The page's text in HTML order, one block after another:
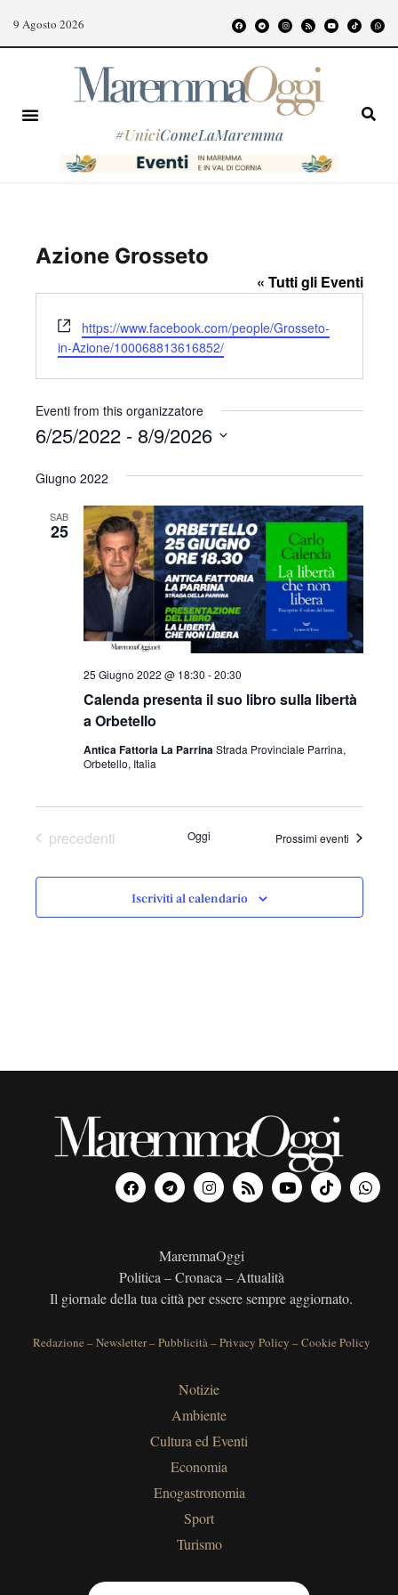
9 Agosto 2026
#UniciComeLaMaremma
Azione Grosseto
« Tutti gli Eventi
W
e
b
s
e
https://www.facebook.com/people/Grosseto-
in-Azione/100068813616852/
Eventi from this organizzatore
6/25/2022 - 8/9/2026
e
Giugno 2022
SAB
25
Calenda presenta il suo libro sulla libertà
a Orbetello
25 Giugno 2022 @ 18:30 -20:30
Antica Fattoria La Parrina Strada Provinciale Parrina,
Orbetello, Italia
Eventi
precedenti Oggi Prossimi eventi
Iscriviti al calendario
MaremmaOggi
Politica – Cronaca – Attualità
Il giornale della tua città per essere sempre aggiornato.
Redazione –Newsletter–Pubblicità–Privacy Policy –Cookie Policy
Notizie
Ambiente
Cultura ed Eventi
Economia
Enogastronomia
Sport
Turismo